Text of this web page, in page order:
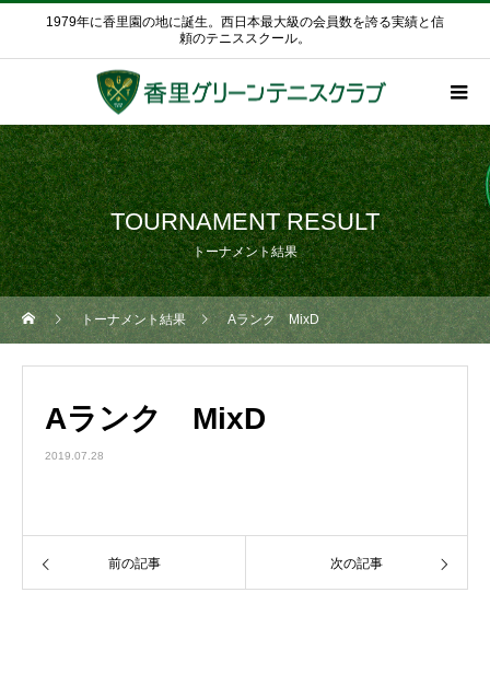
1979年に香里園の地に誕生。西日本最大級の会員数を誇る実績と信
頼のテニススクール。
TOURNAMENT RESULT
トーナメント結果
トーナメント結果 Aランク MixD
Aランク MixD
2019.07.28
前の記事 次の記事